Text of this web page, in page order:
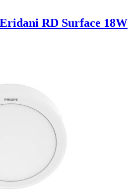
RD Surface 18W